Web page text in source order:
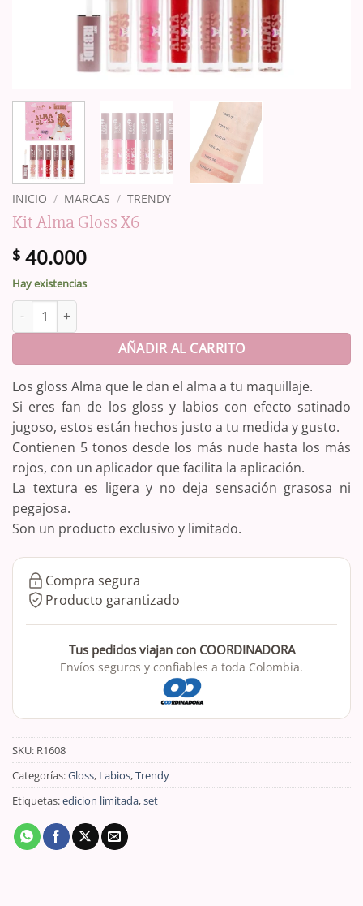
INICIO / MARCAS / TRENDY
Kit Alma Gloss X6
$ 40.000
Hay existencias
Kit Alma Gloss X6 cantidad
AÑADIR AL CARRITO
Los gloss Alma que le dan el alma a tu maquillaje.
Si eres fan de los gloss y labios con efecto satinado
jugoso, estos están hechos justo a tu medida y gusto.
Contienen 5 tonos desde los más nude hasta los más
rojos, con un aplicador que facilita la aplicación.
La textura es ligera y no deja sensación grasosa ni
pegajosa.
Son un producto exclusivo y limitado.
Compra segura
Producto garantizado
Tus pedidos viajan con COORDINADORA
Envíos seguros y confiables a toda Colombia.
SKU: R1608
Categorías:Gloss, Labios,Trendy
Etiquetas:edicion limitada,set